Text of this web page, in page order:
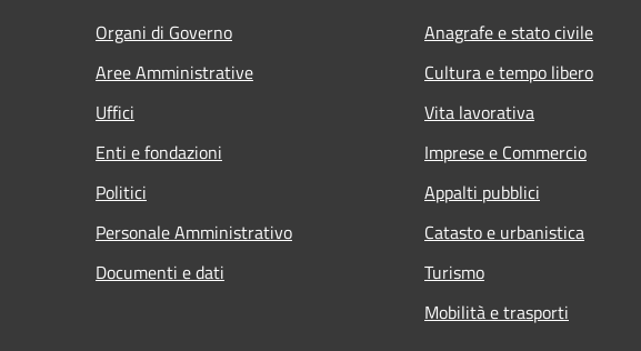
Organi di Governo
Aree Amministrative
Uffici
Enti e fondazioni
Politici
Personale Amministrativo
Documenti e dati
Anagrafe e stato civile
Cultura e tempo libero
Vita lavorativa
Imprese e Commercio
Appalti pubblici
Catasto e urbanistica
Turismo
Mobilità e trasporti